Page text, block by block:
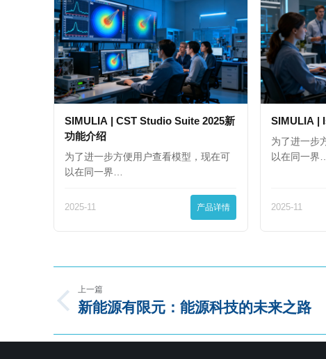
SIMULIA | CST Studio Suite 2025新
功能介绍
为了进一步方便用户查看模型，现在可
以在同一界…
2025-11 产品详情
SIMULIA |
为了进一步
以在同一界…
2025-11
上一篇
新能源有限元：能源科技的未来之路